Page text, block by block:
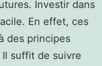
Investir dans
En effet, ces
des principes
suffit de suivre